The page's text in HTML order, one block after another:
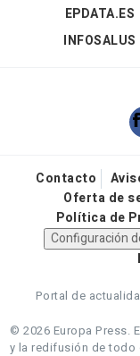
EPDATA.ES
INFOSALUS
Contacto
Oferta de
Política de
Configuración
Portal de
© 2026 Europa Press.
y la redifusión de todo